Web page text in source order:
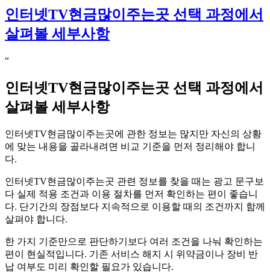
선
살
세
부
사
인터넷TV현금많이주는곳 선택 과정에서
살펴볼 세부사항
“
인터넷TV현금많이주는곳 선택 과정에서
살펴볼 세부사항
인터넷TV현금많이주는곳에 관한 정보는 많지만 자신의 상황
에 맞는 내용을 골라내려면 비교 기준을 먼저 정리해야 합니
다.
인터넷TV현금많이주는곳 관련 정보를 찾을 때는 광고 문구보
다 실제 적용 조건과 이용 절차를 먼저 확인하는 편이 좋습니
다. 단기간의 장점보다 지속적으로 이용할 때의 조건까지 함께
살펴야 합니다.
한 가지 기준만으로 판단하기보다 여러 조건을 나눠 확인하는
편이 현실적입니다. 기존 서비스 해지 시 위약금이나 장비 반
납 여부도 미리 확인할 필요가 있습니다.